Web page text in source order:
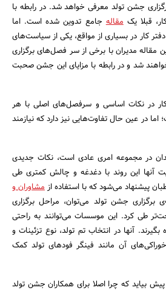
جشن تولد معرفی خواهد شد. در رابطه با
قبلا یکمقالهجامع تدوین شده است. اما
کار در بسیاری از مواقع، یکی از سیاست‌های
مقاله مدیران با برخی از سر فصل‌های برگزاری
شد و در رابطه با مزایای این جشن صحبت
در نکات اساسی و سرفصل‌های اصلی با هر
در عین حال تفاوت‌هایی نیز دارد که نیازمند
در مجموعه امری عادی است، نکات جدیدی
آنها این روند با دغدغه و چالش کمتری طی
پیشنهاد می‌شود که با استفاده ازمشاوران و
برگزاری جشن تولد می‌توان، مراحل برگزاری
طی کرد. این موسسات می‌توانند به راحتی
آنها در انتخاب تم تولد، نوع تزئینات و
آن مانند فینگر فودهای تولد کمک
بیاید که چرا اصلا برای همکاران جشن تولد